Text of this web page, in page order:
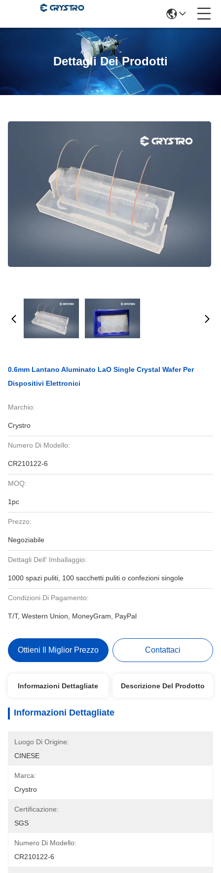
Dettagli Dei Prodotti
0.6mm Lantano Aluminato LaO Single Crystal Wafer Per
Dispositivi Elettronici
Marchio:
Crystro
Numero Di Modello:
CR210122-6
MOQ:
1pc
Prezzo:
Negoziabile
Dettagli Dell' Imballaggio:
1000 spazi puliti, 100 sacchetti puliti o confezioni singole
Condizioni Di Pagamento:
T/T, Western Union, MoneyGram, PayPal
Ottieni Il Miglior Prezzo Contattaci
Informazioni Dettagliate Descrizione Del Prodotto
Informazioni Dettagliate
Luogo Di Origine:
CINESE
Marca:
Crystro
Certificazione:
SGS
Numero Di Modello:
CR210122-6